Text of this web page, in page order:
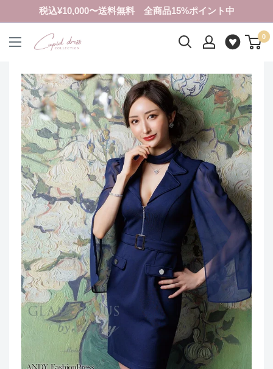
ン
税込¥10,000〜送料無料 全商品15%ポイント中
ク
ド
ド
レ
ス
コ
レ
ク
シ
ョ
ン
0